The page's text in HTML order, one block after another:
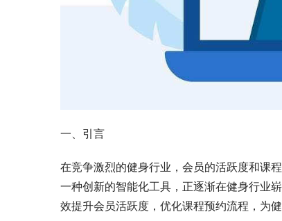
一、引言
在竞争激烈的健身行业，会员的活跃度和课
一种创新的智能化工具，正逐渐在健身行业
效提升会员活跃度，优化课程预约流程，为